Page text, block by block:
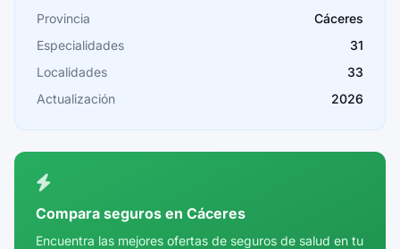
Cádiz
Cantabria
Castellón
Córdoba
Cuenca
Provincia
Cáceres
Especialidades
31
Localidades
33
Actualización
2026
Compara seguros en Cáceres
Encuentra las mejores ofertas de seguros de salud en tu